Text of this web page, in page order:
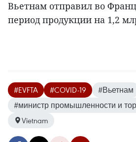
Вьетнам отправил во
период продукции на 1,2
#EVFTA #COVID-19 #Вьетнам
#министр промышленности и
Vietnam